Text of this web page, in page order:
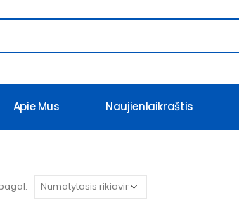
Apie Mus Naujienlaikraštis